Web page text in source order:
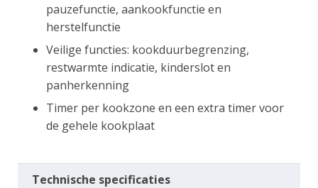
pauzefunctie, aankookfunctie en
herstelfunctie
Veilige functies: kookduurbegrenzing,
restwarmte indicatie, kinderslot en
panherkenning
Timer per kookzone en een extra timer voor
de gehele kookplaat
Technische specificaties